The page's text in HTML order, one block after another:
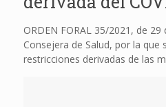
ORDEN FORAL 35/2021, de
Consejera de Salud, por la que
restricciones derivadas de las